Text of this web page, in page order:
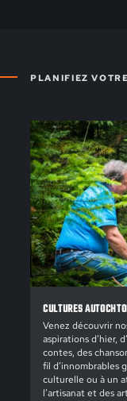
PLANIFIEZ
CULTURES
Venez découvrir
aspirations d’hier,
contes, des
fil d’innombrables
culturelle ou à un
l’artisanat et des